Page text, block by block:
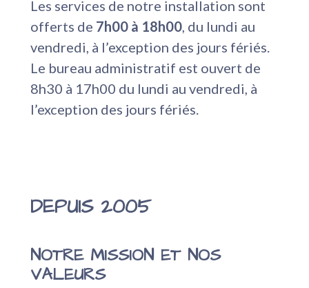
Les services de notre installation sont
offerts de 7h00 à 18h00, du lundi au
vendredi, à l’exception des jours fériés.
Le bureau administratif est ouvert de
8h30 à 17h00 du lundi au vendredi, à
l’exception des jours fériés.
DEPUIS 2005
NOTRE MISSION ET NOS
VALEURS